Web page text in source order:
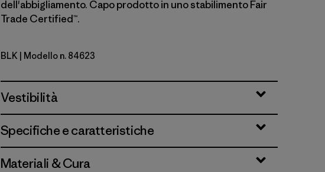
dell'abbigliamento. Capo prodotto in uno stabilimento Fair
Trade Certified™.
Black
BLK | Modello n. 84623
Vestibilità
Specifiche e caratteristiche
Materiali & Cura